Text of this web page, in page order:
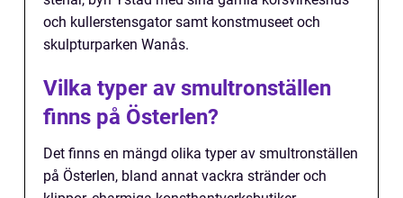
och kullerstensgator samt konstmuseet och
skulpturparken Wanås.
Vilka typer av smultronställen
finns på Österlen?
Det finns en mängd olika typer av smultronställen
på Österlen, bland annat vackra stränder och